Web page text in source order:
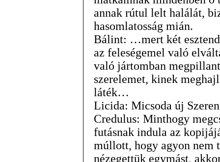
annak rútul lelt halálát,
hasomlatosság mián.
Bálint: …mert két
az feleségemel való
való jártomban
szerelemet, kinek
láték…
Licida: Micsoda új
Credulus: Minthogy
futásnak indula az
múllott, hogy agyon nem
nézegettük egymást,